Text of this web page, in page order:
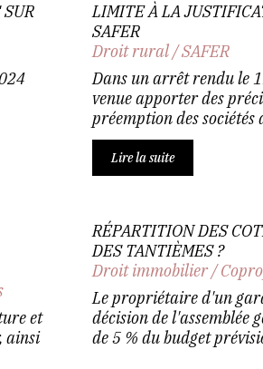
LIMITE À LA
SAFER
Droit rural/SAFER
Dans un arrêt rendu le
venue apporter des
préemption des sociétés
Lire la suite
et
ainsi
RÉPARTITION DES
DES TANTIÈMES ?
Droit immobilier/
Le propriétaire d'un
décision de l'assemblée
de 5 % du budget